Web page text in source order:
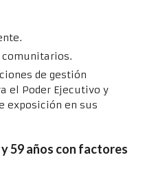
comunitarios.
de gestión
el Poder Ejecutivo y
exposición en sus
59 años con factores